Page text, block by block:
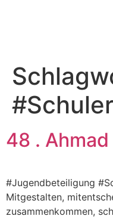
48 .
#Jugendbeteiligung
Mitgestalten,
zusammenkommen,